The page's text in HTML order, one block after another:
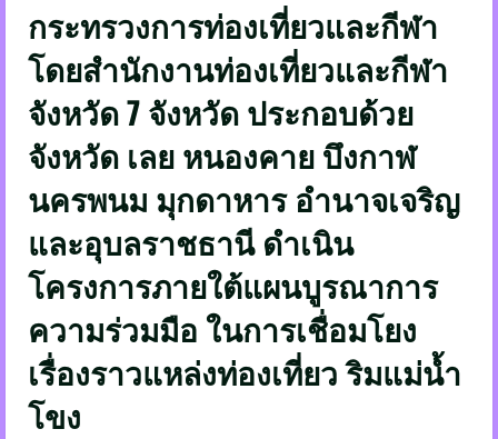
กระทรวงการท่องเที่ยวและกีฬา
โดยสำนักงานท่องเที่ยวและกีฬา
จังหวัด 7 จังหวัด ประกอบด้วย
จังหวัด เลย หนองคาย บึงกาฬ
นครพนม มุกดาหาร อำนาจเจริญ
และอุบลราชธานี ดำเนิน
โครงการภายใต้แผนบูรณาการ
ความร่วมมือ ในการเชื่อมโยง
เรื่องราวแหล่งท่องเที่ยว ริมแม่น้ำ
โขง